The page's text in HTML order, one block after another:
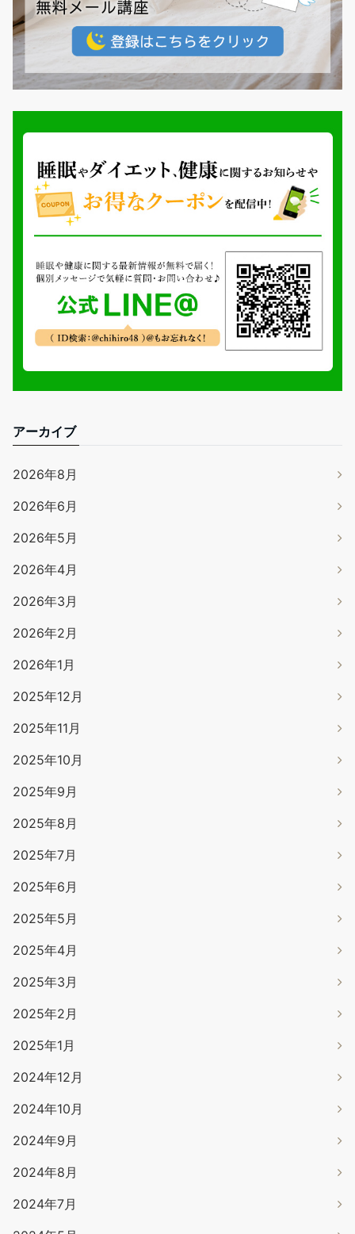
アーカイブ
2026年8月
2026年6月
2026年5月
2026年4月
2026年3月
2026年2月
2026年1月
2025年12月
2025年11月
2025年10月
2025年9月
2025年8月
2025年7月
2025年6月
2025年5月
2025年4月
2025年3月
2025年2月
2025年1月
2024年12月
2024年10月
2024年9月
2024年8月
2024年7月